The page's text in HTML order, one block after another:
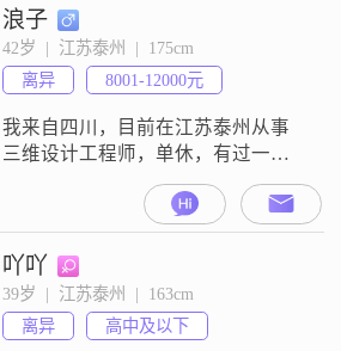
专，但我一直相信，实践和经验同
样重要##3002##性格方面，我自认
为稳重可靠，对待事物总是耐心包
容##3002##在生活中，我成熟稳
重，随和易相处
浪子
42岁  |  江苏泰州  |  175cm
离异
8001-12000元
我来自四川，目前在江苏泰州从事
三维设计工程师，单休，有过一段
失败的事业，目前仅有万把块钱一
个月的收入，无车无房（开单位
车），父母孩子不在身边，上班下
班两点一线，不喜欢结交不相干的
异性朋友，希望寻找一个30-40岁的
女性共度余生，希望另一半不要带
小孩，可以身无分文可以一事无
吖吖
39岁  |  江苏泰州  |  163cm
离异
高中及以下